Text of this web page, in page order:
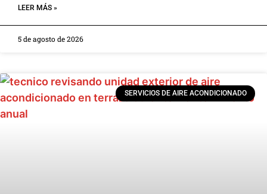
LEER MÁS »
5 de agosto de 2026
SERVICIOS DE AIRE ACONDICIONADO